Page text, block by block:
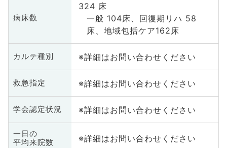
病床数
324 床
一般 104床、回復期リハ 58
床、地域包括ケア162床
カルテ種別 ※詳細はお問い合わせください
救急指定 ※詳細はお問い合わせください
学会認定状況 ※詳細はお問い合わせください
一日の
平均来院数
※詳細はお問い合わせください